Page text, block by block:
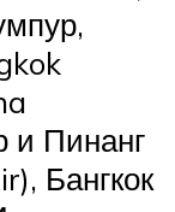
и Пинанг
Бангкок